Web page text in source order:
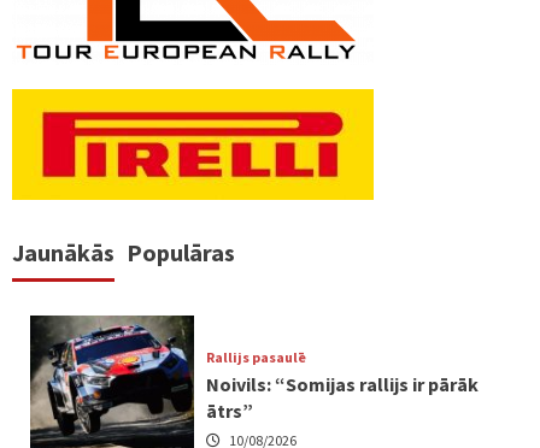
Jaunākās Populāras
Rallijs pasaulē
Noivils: “Somijas rallijs ir pārāk
ātrs”
10/08/2026